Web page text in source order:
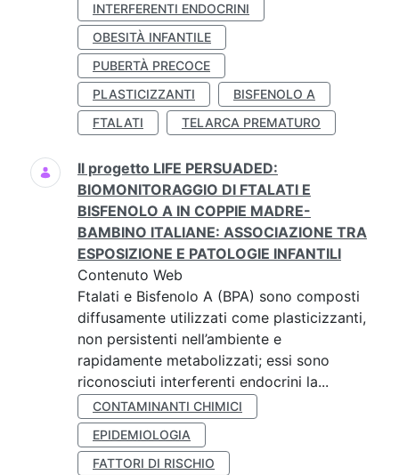
INTERFERENTI ENDOCRINI
OBESITÀ INFANTILE
PUBERTÀ PRECOCE
PLASTICIZZANTI
BISFENOLO A
FTALATI
TELARCA PREMATURO
Il progetto LIFE PERSUADED:
BIOMONITORAGGIO DI FTALATI E
BISFENOLO A IN COPPIE MADRE-
BAMBINO ITALIANE: ASSOCIAZIONE TRA
ESPOSIZIONE E PATOLOGIE INFANTILI
Contenuto Web
Ftalati e Bisfenolo A (BPA) sono composti
diffusamente utilizzati come plasticizzanti,
non persistenti nell’ambiente e
rapidamente metabolizzati; essi sono
riconosciuti interferenti endocrini la...
CONTAMINANTI CHIMICI
EPIDEMIOLOGIA
FATTORI DI RISCHIO